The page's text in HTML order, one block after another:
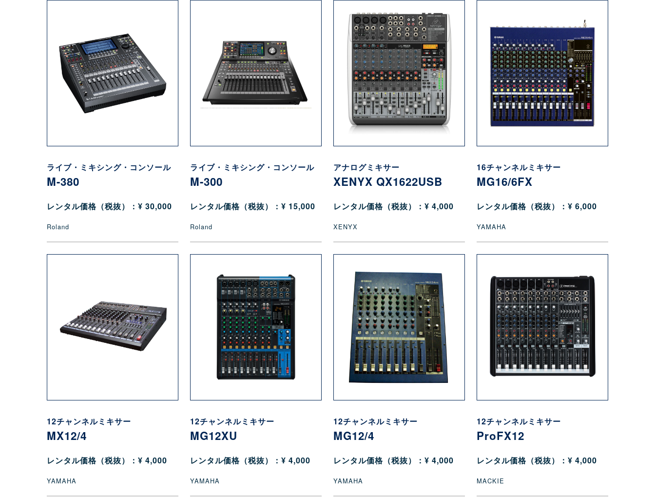
ライブ・ミキシング・コンソール
M-380
レンタル価格（税抜）：¥ 30,000
Roland
ライブ・ミキシング・コンソール
M-300
レンタル価格（税抜）：¥ 15,000
Roland
アナログミキサー
XENYX QX1622USB
レンタル価格（税抜）：¥ 4,000
XENYX
16チャンネルミキサー
MG16/6FX
レンタル価格（税抜）：¥ 6,000
YAMAHA
12チャンネルミキサー
MX12/4
レンタル価格（税抜）：¥ 4,000
YAMAHA
12チャンネルミキサー
MG12XU
レンタル価格（税抜）：¥ 4,000
YAMAHA
12チャンネルミキサー
MG12/4
レンタル価格（税抜）：¥ 4,000
YAMAHA
12チャンネルミキサー
ProFX12
レンタル価格（税抜）：¥ 4,000
MACKIE